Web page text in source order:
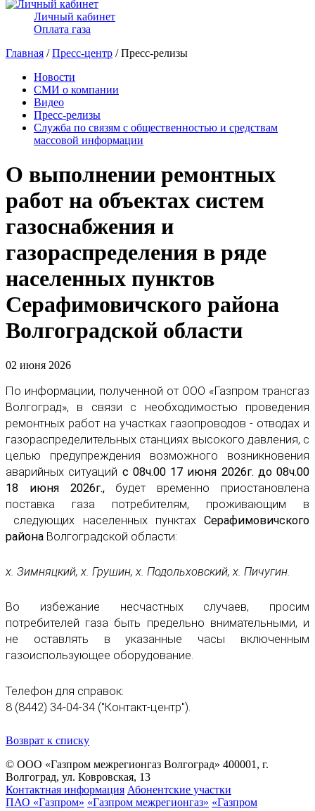
Личный кабинет
Оплата газа
Главная /Пресс-центр / Пресс-релизы
Новости
СМИ о компании
Видео
Пресс-релизы
Служба по связям с общественностью и средствам
массовой информации
О выполнении ремонтных
работ на объектах систем
газоснабжения и
газораспределения в ряде
населенных пунктов
Серафимовичского района
Волгоградской области
02 июня 2026
По информации, полученной от ООО «Газпром трансгаз
Волгоград», в связи с необходимостью проведения
ремонтных работ на участках газопроводов - отводах и
газораспределительных станциях высокого давления, с
целью предупреждения возможного возникновения
аварийных ситуаций с 08ч.00 17 июня 2026г. до 08ч.00
18 июня 2026г.,будет временно приостановлена
поставка газа потребителям, проживающим в
следующих населенных пунктах Серафимовичского
района Волгоградской области:
х. Зимняцкий, х. Грушин, х. Подольховский, х. Пичугин.
Во избежание несчастных случаев, просим
потребителей газа быть предельно внимательными, и
не оставлять в указанные часы включенным
газоиспользующее оборудование.
Телефон для справок:
8 (8442) 34-04-34 ("Контакт-центр").
Возврат к списку
© ООО «Газпром межрегионгаз Волгоград» 400001, г.
Волгоград, ул. Ковровская, 13
Контактная информация Абонентские участки
ПАО «Газпром» «Газпром межрегионгаз» «Газпром